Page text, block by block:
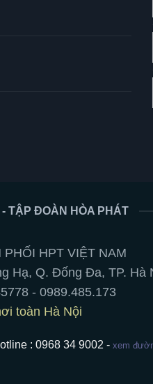
TẬP ĐOÀN HÒA PHÁT
HPT VIỆT NAM
Hạ, Q. Đống Đa, TP. Hà
- 0989.485.173
toàn Hà Nội
: 0968 34 9002 - xem